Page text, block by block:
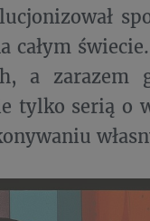
a zarazem
tylko serią o